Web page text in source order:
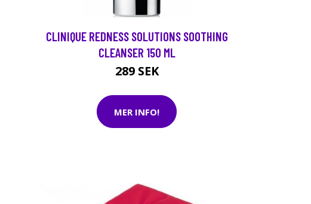
CLINIQUE REDNESS SOLUTIONS SOOTHING
CLEANSER 150 ML
289 SEK
MER INFO!